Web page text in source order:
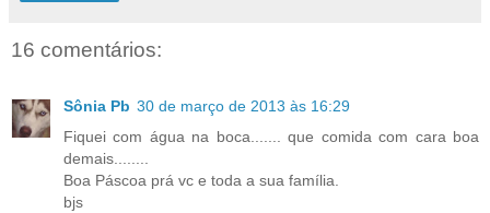
16 comentários:
Sônia Pb 30 de março de 2013 às 16:29
Fiquei com água na boca....... que comida com cara boa
demais........
Boa Páscoa prá vc e toda a sua família.
bjs